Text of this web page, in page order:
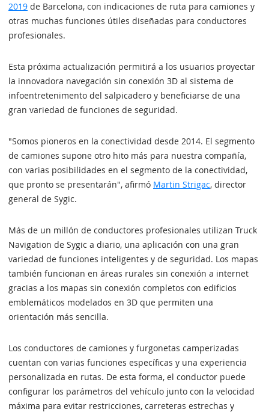
2019 de Barcelona, con indicaciones de ruta para camiones y
otras muchas funciones útiles diseñadas para conductores
profesionales.
Esta próxima actualización permitirá a los usuarios proyectar
la innovadora navegación sin conexión 3D al sistema de
infoentretenimento del salpicadero y beneficiarse de una
gran variedad de funciones de seguridad.
"Somos pioneros en la conectividad desde 2014. El segmento
de camiones supone otro hito más para nuestra compañía,
con varias posibilidades en el segmento de la conectividad,
que pronto se presentarán", afirmó Martin Strigac, director
general de Sygic.
Más de un millón de conductores profesionales utilizan Truck
Navigation de Sygic a diario, una aplicación con una gran
variedad de funciones inteligentes y de seguridad. Los mapas
también funcionan en áreas rurales sin conexión a internet
gracias a los mapas sin conexión completos con edificios
emblemáticos modelados en 3D que permiten una
orientación más sencilla.
Los conductores de camiones y furgonetas camperizadas
cuentan con varias funciones específicas y una experiencia
personalizada en rutas. De esta forma, el conductor puede
configurar los parámetros del vehículo junto con la velocidad
máxima para evitar restricciones, carreteras estrechas y